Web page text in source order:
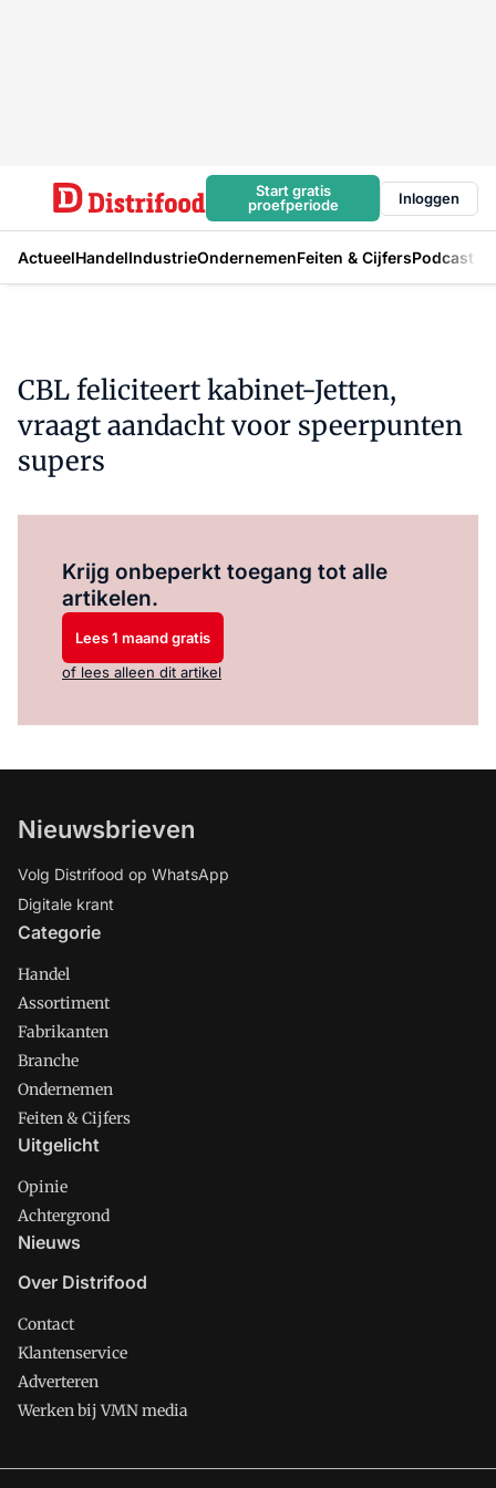
Start gratis
proefperiode
Inloggen
ActueelHandelIndustrieOndernemenFeiten & CijfersPodcast
CBL feliciteert kabinet-Jetten,
vraagt aandacht voor speerpunten
supers
Krijg onbeperkt toegang tot alle
artikelen.
Lees 1 maand gratis
of lees alleen dit artikel
Nieuwsbrieven
Volg Distrifood op WhatsApp
Digitale krant
Categorie
Handel
Assortiment
Fabrikanten
Branche
Ondernemen
Feiten & Cijfers
Uitgelicht
Opinie
Achtergrond
Nieuws
Over Distrifood
Contact
Klantenservice
Adverteren
Werken bij VMN media